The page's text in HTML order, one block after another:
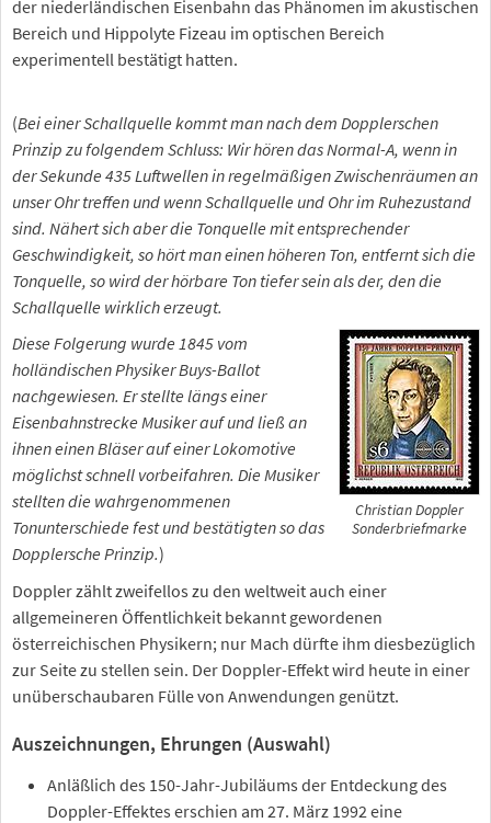
der niederländischen Eisenbahn das Phänomen im akustischen
Bereich und Hippolyte Fizeau im optischen Bereich
experimentell bestätigt hatten.
(Bei einer Schallquelle kommt man nach dem Dopplerschen
Prinzip zu folgendem Schluss: Wir hören das Normal-A, wenn in
der Sekunde 435 Luftwellen in regelmäßigen Zwischenräumen an
unser Ohr treffen und wenn Schallquelle und Ohr im Ruhezustand
sind. Nähert sich aber die Tonquelle mit entsprechender
Geschwindigkeit, so hört man einen höheren Ton, entfernt sich die
Tonquelle, so wird der hörbare Ton tiefer sein als der, den die
Schallquelle wirklich erzeugt.
Christian Doppler
Sonderbriefmarke
Diese Folgerung wurde 1845 vom
holländischen Physiker Buys-Ballot
nachgewiesen. Er stellte längs einer
Eisenbahnstrecke Musiker auf und ließ an
ihnen einen Bläser auf einer Lokomotive
möglichst schnell vorbeifahren. Die Musiker
stellten die wahrgenommenen
Tonunterschiede fest und bestätigten so das
Dopplersche Prinzip.)
Doppler zählt zweifellos zu den weltweit auch einer
allgemeineren Öffentlichkeit bekannt gewordenen
österreichischen Physikern; nur Mach dürfte ihm diesbezüglich
zur Seite zu stellen sein. Der Doppler-Effekt wird heute in einer
unüberschaubaren Fülle von Anwendungen genützt.
Auszeichnungen, Ehrungen (Auswahl)
Anläßlich des 150-Jahr-Jubiläums der Entdeckung des
Doppler-Effektes erschien am 27. März 1992 eine